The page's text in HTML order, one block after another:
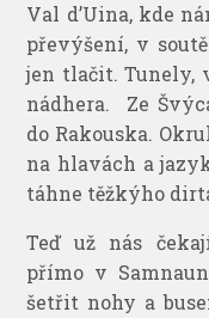
Val d’Uina, kde
převýšení, v
jen tlačit. Tunely,
nádhera. Ze
do Rakouska.
na hlavách a
táhne těžkýho
Teď už nás
přímo v
šetřit nohy a